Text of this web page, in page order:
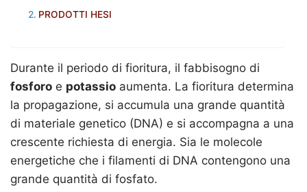
PRODOTTI HESI
Durante il periodo di fioritura, il fabbisogno di
fosforo e potassio aumenta. La fioritura determina
la propagazione, si accumula una grande quantità
di materiale genetico (DNA) e si accompagna a una
crescente richiesta di energia. Sia le molecole
energetiche che i filamenti di DNA contengono una
grande quantità di fosfato.